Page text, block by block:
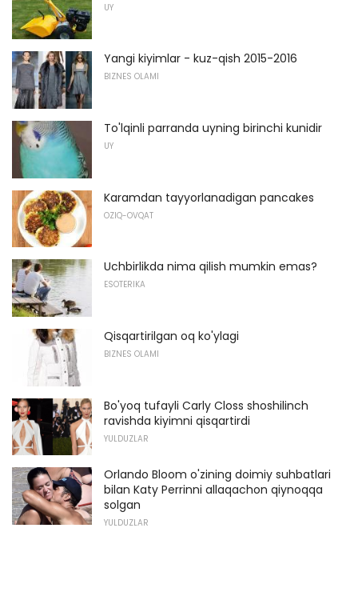
UY
Yangi kiyimlar - kuz-qish 2015-2016
BIZNES OLAMI
To'lqinli parranda uyning birinchi kunidir
UY
Karamdan tayyorlanadigan pancakes
OZIQ-OVQAT
Uchbirlikda nima qilish mumkin emas?
ESOTERIKA
Qisqartirilgan oq ko'ylagi
BIZNES OLAMI
Bo'yoq tufayli Carly Closs shoshilinch
ravishda kiyimni qisqartirdi
YULDUZLAR
Orlando Bloom o'zining doimiy suhbatlari
bilan Katy Perrinni allaqachon qiynoqqa
solgan
YULDUZLAR